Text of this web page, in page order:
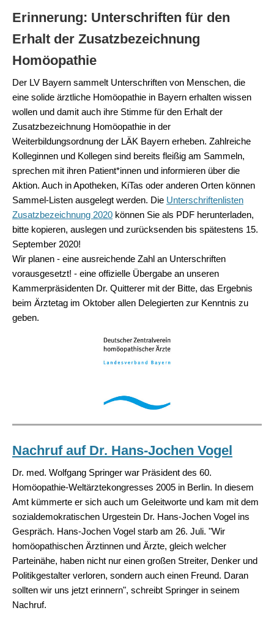
Erinnerung: Unterschriften für den
Erhalt der Zusatzbezeichnung
Homöopathie
Der LV Bayern sammelt Unterschriften von Menschen, die
eine solide ärztliche Homöopathie in Bayern erhalten wissen
wollen und damit auch ihre Stimme für den Erhalt der
Zusatzbezeichnung Homöopathie in der
Weiterbildungsordnung der LÄK Bayern erheben. Zahlreiche
Kolleginnen und Kollegen sind bereits fleißig am Sammeln,
sprechen mit ihren Patient*innen und informieren über die
Aktion. Auch in Apotheken, KiTas oder anderen Orten können
Sammel-Listen ausgelegt werden. Die Unterschriftenlisten
Zusatzbezeichnung 2020 können Sie als PDF herunterladen,
bitte kopieren, auslegen und zurücksenden bis spätestens 15.
September 2020!
Wir planen - eine ausreichende Zahl an Unterschriften
vorausgesetzt! - eine offizielle Übergabe an unseren
Kammerpräsidenten Dr. Quitterer mit der Bitte, das Ergebnis
beim Ärztetag im Oktober allen Delegierten zur Kenntnis zu
geben.
Nachruf auf Dr. Hans-Jochen Vogel
Dr. med. Wolfgang Springer war Präsident des 60.
Homöopathie-Weltärztekongresses 2005 in Berlin. In diesem
Amt kümmerte er sich auch um Geleitworte und kam mit dem
sozialdemokratischen Urgestein Dr. Hans-Jochen Vogel ins
Gespräch. Hans-Jochen Vogel starb am 26. Juli. "Wir
homöopathischen Ärztinnen und Ärzte, gleich welcher
Parteinähe, haben nicht nur einen großen Streiter, Denker und
Politikgestalter verloren, sondern auch einen Freund. Daran
sollten wir uns jetzt erinnern", schreibt Springer in seinem
Nachruf.